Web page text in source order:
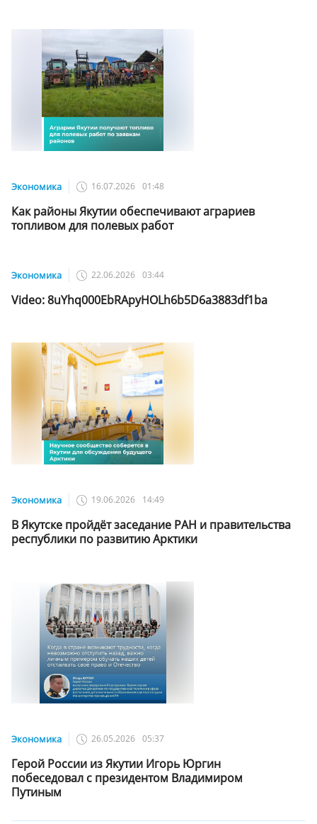
Экономика 16.07.2026 01:48
Как районы Якутии обеспечивают аграриев
топливом для полевых работ
Экономика 22.06.2026 03:44
Video: 8uYhq000EbRApyHOLh6b5D6a3883df1ba
Экономика 19.06.2026 14:49
В Якутске пройдёт заседание РАН и правительства
республики по развитию Арктики
Экономика 26.05.2026 05:37
Герой России из Якутии Игорь Юргин
побеседовал с президентом Владимиром
Путиным